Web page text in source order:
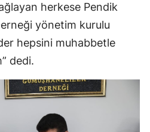
Nevşehir
Niğde
Ordu
Rize
herkese Pendik
yönetim kurulu
hepsini muhabbetle
dedi.